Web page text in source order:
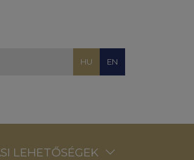
HU EN
LEHETŐSÉGEK